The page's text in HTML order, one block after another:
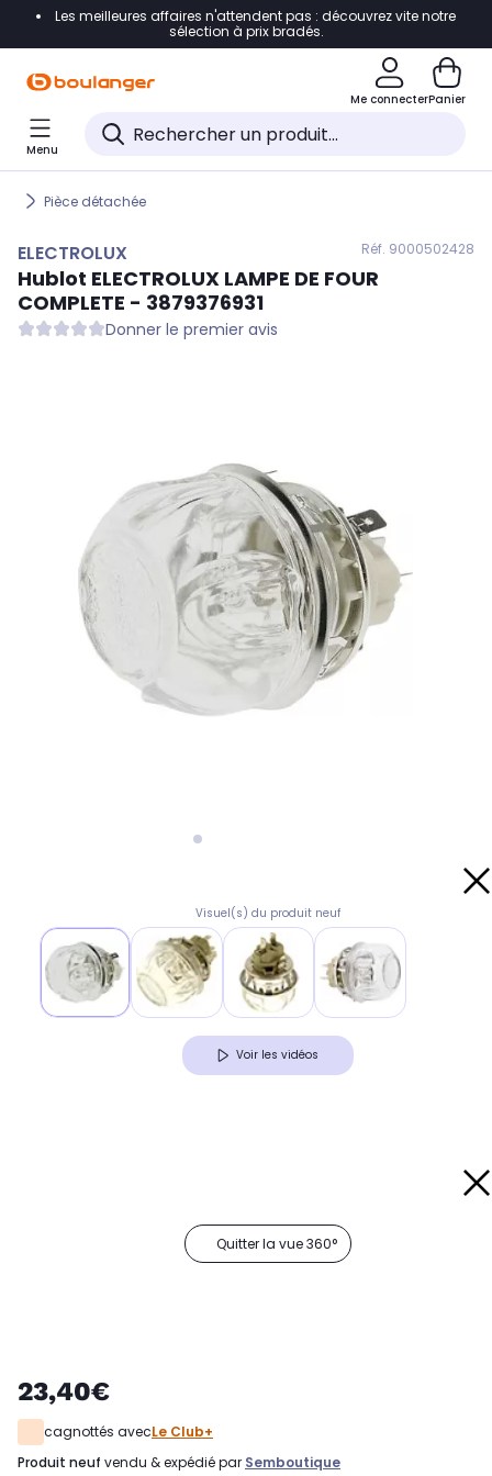
Accéder directement à la navigation
Accéder directement au pied de page
Accéder directement au chatbot
Les meilleures affaires n'attendent pas : découvrez vite notre
sélection à prix bradés.
Me connecterPanier
Menu
Pièce détachée
ELECTROLUX Réf. 9000502428
Hublot ELECTROLUX LAMPE DE FOUR
COMPLETE - 3879376931
Donner le premier avis
Visuel(s) du produit neuf
Voir les vidéos
Quitter la vue 360°
23,40€
cagnottés avecLe Club+
produit neuf vendu & expédié par Semboutique